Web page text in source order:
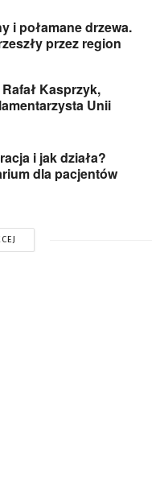
i połamane drzewa.
przez region
Kasprzyk,
Unii
i jak działa?
dla pacjentów